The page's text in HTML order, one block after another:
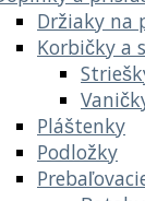
Držiaky na
Korbičky a
Pláštenky
Podložky